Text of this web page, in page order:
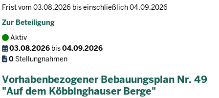
Frist vom 03.08.2026 bis einschließlich 04.09.2026
Zur Beteiligung
Aktiv
03.08.2026 bis04.09.2026
0 Stellungnahmen
Vorhabenbezogener Bebauungsplan Nr. 49
"Auf dem Köbbinghauser Berge"